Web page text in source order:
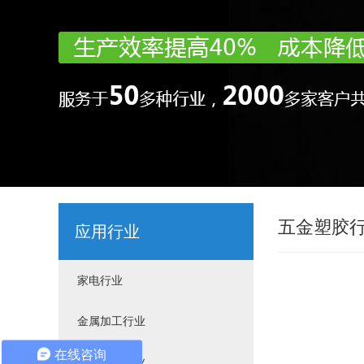
应用行业
家电行业
金属加工行业
五金塑胶
在线咨询